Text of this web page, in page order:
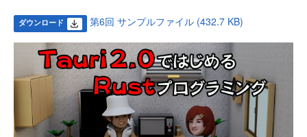
ダウンロード 第6回 サンプルファイル (432.7 KB)